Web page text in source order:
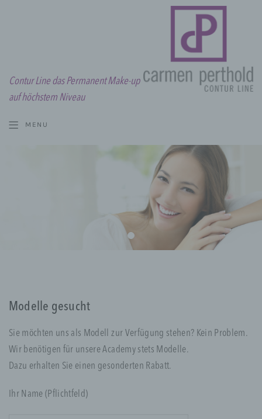
Contur Line das Permanent Make-up
auf höchstem Niveau
MENU
Modelle gesucht
Sie möchten uns als Modell zur Verfügung stehen? Kein Problem.
Wir benötigen für unsere Academy stets Modelle.
Dazu erhalten Sie einen gesonderten Rabatt.
Ihr Name (Pflichtfeld)